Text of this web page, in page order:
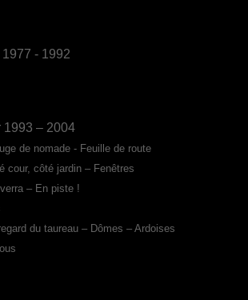
- 1992
1993 – 2004
de nomade - Feuille de route
cour, côté jardin – Fenêtres
– En piste !
du taureau – Dômes – Ardoises